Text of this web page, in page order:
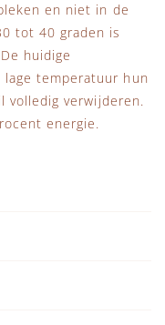
en niet in de
tot 40 graden is
huidige
temperatuur hun
volledig verwijderen.
energie.